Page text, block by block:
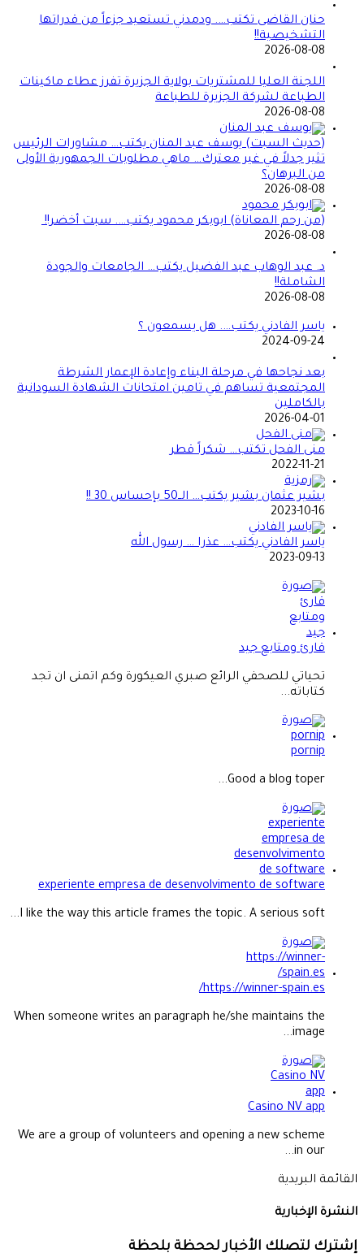
حنان القاضى تكتب…. ودمدني تستعيد جزءاً من قدراتها
التشخيصية!!
2026-08-08
اللجنة العليا للمشتريات بولاية الجزيرة تفرز عطاء ماكينات
الطباعة لشركة الجزيرة للطباعة
2026-08-08
(حديث السبت) يوسف عبد المنان يكتب… مشاورات الرئيس
تثير جدلاً في غير معترك… ماهي مطلوبات الجمهورية الأولى
من البرهان؟
2026-08-08
(من رحم المعاناة) ابوبكر محمود يكتب…. سبت أخضر!!
2026-08-08
د. عبد الوهاب عبد الفضيل يكتب… الجامعات والجودة
الشاملة!!
2026-08-08
ياسر الفادني يكتب…. هل يسمعون ؟
2024-09-24
بعد نجاحها في مرحلة البناء وإعادة الإعمار الشرطة
المجتمعية تساهم في تامين امتحانات الشهادة السودانية
بالكاملين
2026-04-01
منى الفحل تكتب… شكراً قطر
2022-11-21
بشير عثمان بشير يكتب… الــ50 بإحساس 30 !!
2023-10-16
ياسر الفادني يكتب… عذرا … رسول الله
2023-09-13
قارئ ومتابع جيد
تحياتي للصحفي الرائع صبري العيكورة وكم اتمنى ان تجد
كتاباته...
pornip
Good a blog toper...
experiente empresa de desenvolvimento de software
I like the way this article frames the topic. A serious soft...
https://winner-spain.es/
When someone writes an paragraph he/she maintains the
image...
Casino NV app
We are a group of volunteers and opening a new scheme
in our...
القائمة البريدية
النشرة الإخبارية
إشترك لتصلك الأخبار لححظة بلحظة